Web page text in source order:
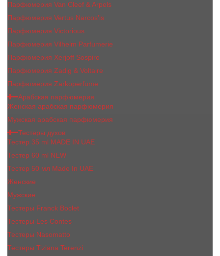
Парфюмерия Van Cleef & Arpels
Парфюмерия Vertus Narcos'is
Парфюмерия Victorious
Парфюмерия Vilhelm Parfumerie
Парфюмерия Xerjoff Sospiro
Парфюмерия Zadig & Voltaire
Парфюмерия Zarkoperfume
Арабская парфюмерия
Женская арабская парфюмерия
Мужская арабская парфюмерия
Тестеры духов
Тестер 35 ml MADE IN UAE
Тестер 60 ml NEW
Тестер 50 мл Made In UAE
Женские
Мужские
Тестеры Franck Boclet
Тестеры Les Contes
Тестеры Nasomatto
Тестеры Tiziana Terenzi